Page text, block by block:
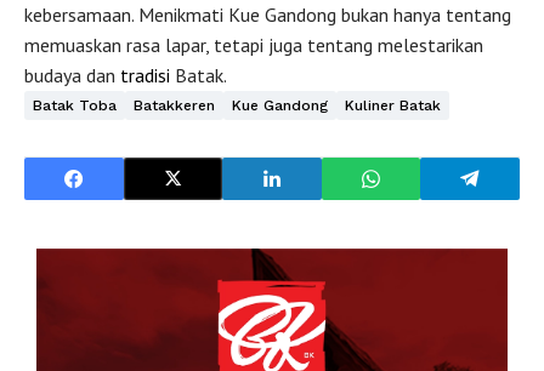
kebersamaan. Menikmati Kue Gandong bukan hanya tentang
memuaskan rasa lapar, tetapi juga tentang melestarikan
budaya dan tradisi Batak.
Batak Toba Batakkeren Kue Gandong Kuliner Batak